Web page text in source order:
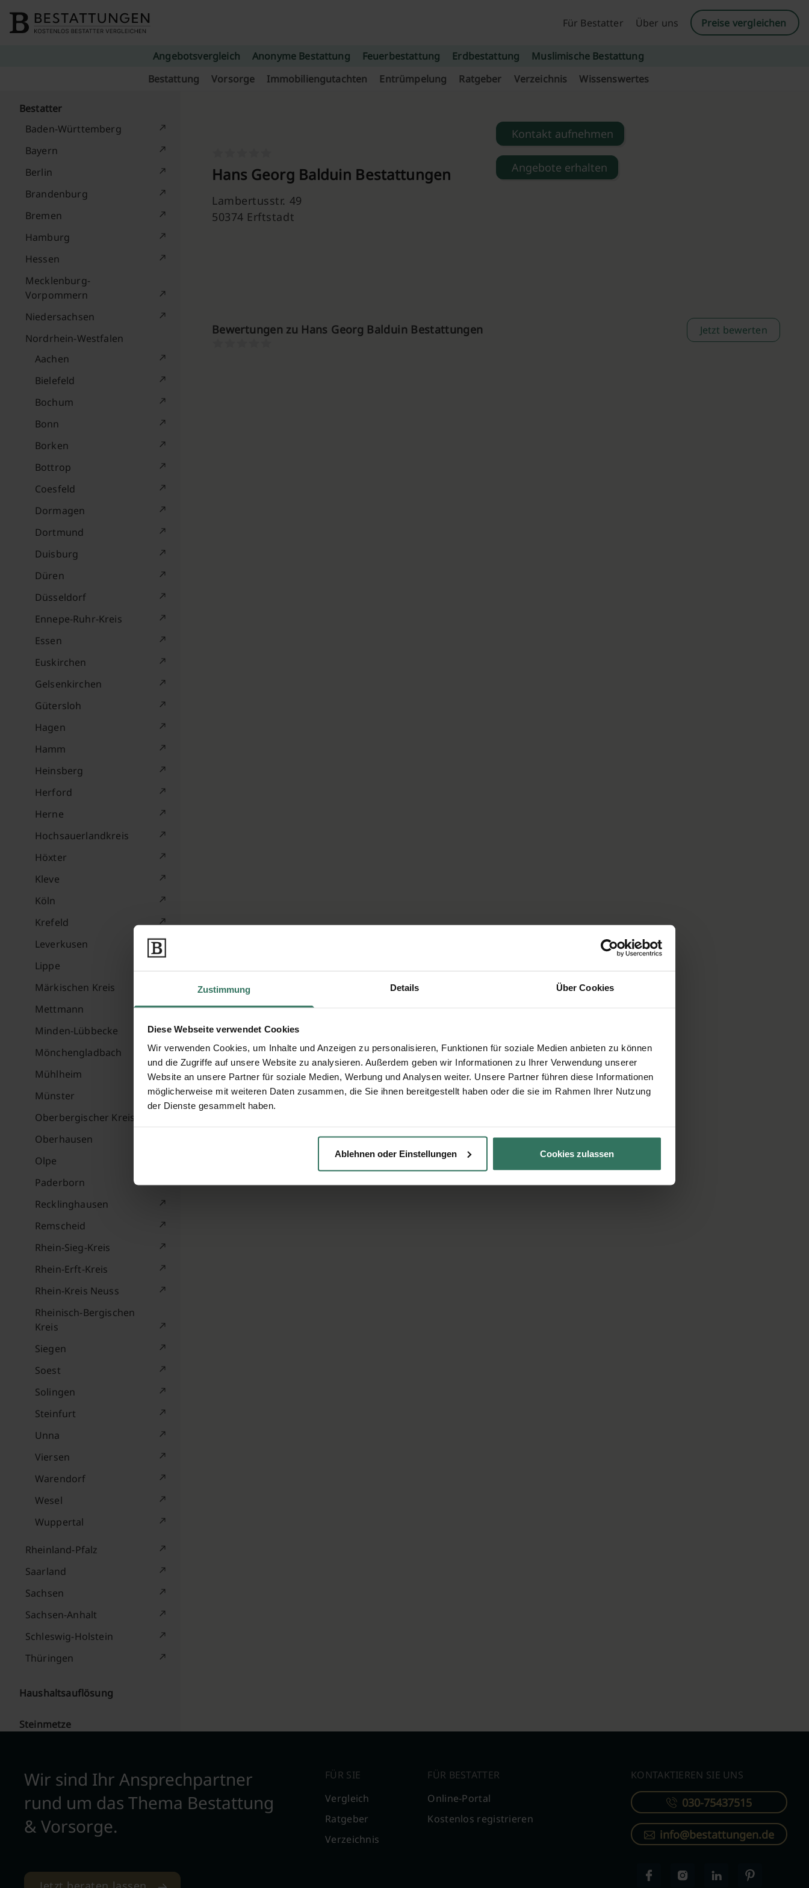
Zustimmung Details Über Cookies
Diese Webseite verwendet Cookies
Wir verwenden Cookies, um Inhalte und Anzeigen zu personalisieren, Funktionen für soziale Medien anbieten zu können
und die Zugriffe auf unsere Website zu analysieren. Außerdem geben wir Informationen zu Ihrer Verwendung unserer
Website an unsere Partner für soziale Medien, Werbung und Analysen weiter. Unsere Partner führen diese Informationen
möglicherweise mit weiteren Daten zusammen, die Sie ihnen bereitgestellt haben oder die sie im Rahmen Ihrer Nutzung
der Dienste gesammelt haben.
Ablehnen oder Einstellungen Cookies zulassen
Für Bestatter
Über uns Preise vergleichen
Angebotsvergleich Anonyme Bestattung Feuerbestattung Erdbestattung
Muslimische Bestattung
Bestattung
Vorsorge Immobiliengutachten Entrümpelung Ratgeber Verzeichnis Wissenswertes
Bestatter
Baden-Württemberg
Bayern
Berlin
Brandenburg
Bremen
Hamburg
Hessen
Mecklenburg-
Vorpommern
Niedersachsen
Nordrhein-Westfalen
Aachen
Bielefeld
Bochum
Bonn
Borken
Bottrop
Coesfeld
Dormagen
Dortmund
Duisburg
Düren
Düsseldorf
Ennepe-Ruhr-Kreis
Essen
Euskirchen
Gelsenkirchen
Gütersloh
Hagen
Hamm
Heinsberg
Herford
Herne
Hochsauerlandkreis
Höxter
Kleve
Köln
Krefeld
Leverkusen
Lippe
Märkischen Kreis
Mettmann
Minden-Lübbecke
Mönchengladbach
Mühlheim
Münster
Oberbergischer Kreis
Oberhausen
Olpe
Paderborn
Recklinghausen
Remscheid
Rhein-Sieg-Kreis
Rhein-Erft-Kreis
Rhein-Kreis Neuss
Rheinisch-Bergischen
Kreis
Siegen
Soest
Solingen
Steinfurt
Unna
Viersen
Warendorf
Wesel
Wuppertal
Rheinland-Pfalz
Saarland
Sachsen
Sachsen-Anhalt
Schleswig-Holstein
Thüringen
Haushaltsauflösung
Steinmetze
Hans Georg Balduin Bestattungen
Lambertusstr. 49
50374 Erftstadt
Kontakt aufnehmen
Angebote erhalten
Bewertungen zu Hans Georg Balduin Bestattungen Jetzt bewerten
Wir sind Ihr Ansprechpartner
rund um das Thema Bestattung
& Vorsorge.
FÜR SIE
Vergleich
Ratgeber
Verzeichnis
FÜR BESTATTER
Online-Portal
Kostenlos registrieren
KONTAKTIEREN SIE UNS
030-75437515
info@bestattungen.de